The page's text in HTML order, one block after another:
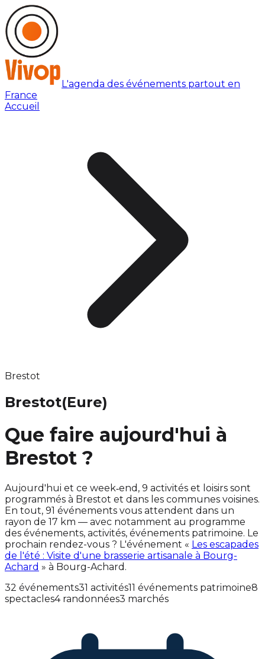
L'agenda des événements partout en
France
Accueil
Brestot
Brestot(Eure)
Que faire aujourd'hui à
Brestot ?
Aujourd'hui et ce week‑end, 9 activités et loisirs sont
programmés à Brestot et dans les communes voisines.
En tout, 91 événements vous attendent dans un
rayon de 17 km — avec notamment au programme
des événements, activités, événements patrimoine. Le
prochain rendez-vous ? L'événement « Les escapades
de l'été : Visite d'une brasserie artisanale à Bourg-
Achard » à Bourg-Achard.
32 événements31 activités11 événements patrimoine8
spectacles4 randonnées3 marchés